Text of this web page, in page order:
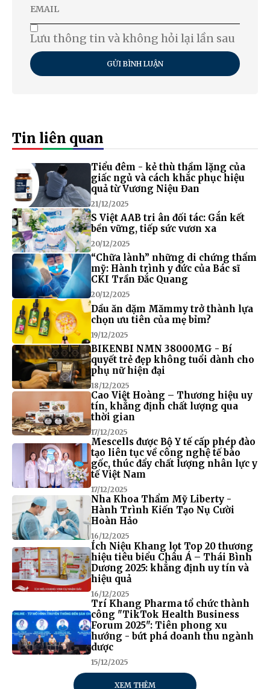
Lưu thông tin và không hỏi lại lần sau
GỬI BÌNH LUẬN
Tin liên quan
Tiểu đêm - kẻ thù thầm lặng của
giấc ngủ và cách khắc phục hiệu
quả từ Vương Niệu Đan
21/12/2025
S Việt AAB tri ân đối tác: Gắn kết
bền vững, tiếp sức vươn xa
20/12/2025
“Chữa lành” những di chứng thẩm
mỹ: Hành trình y đức của Bác sĩ
CKI Trần Đắc Quang
20/12/2025
Dầu ăn dặm Mămmy trở thành lựa
chọn ưu tiên của mẹ bỉm?
19/12/2025
BIKENBI NMN 38000MG - Bí
quyết trẻ đẹp không tuổi dành cho
phụ nữ hiện đại
18/12/2025
Cao Việt Hoàng – Thương hiệu uy
tín, khẳng định chất lượng qua
thời gian
17/12/2025
Mescells được Bộ Y tế cấp phép đào
tạo liên tục về công nghệ tế bào
gốc, thúc đẩy chất lượng nhân lực y
tế Việt Nam
17/12/2025
Nha Khoa Thẩm Mỹ Liberty -
Hành Trình Kiến Tạo Nụ Cười
Hoàn Hảo
16/12/2025
Ích Niệu Khang lọt Top 20 thương
hiệu tiêu biểu Châu Á – Thái Bình
Dương 2025: khẳng định uy tín và
hiệu quả
16/12/2025
Trí Khang Pharma tổ chức thành
công "TikTok Health Business
Forum 2025": Tiên phong xu
hướng - bứt phá doanh thu ngành
dược
15/12/2025
XEM THÊM